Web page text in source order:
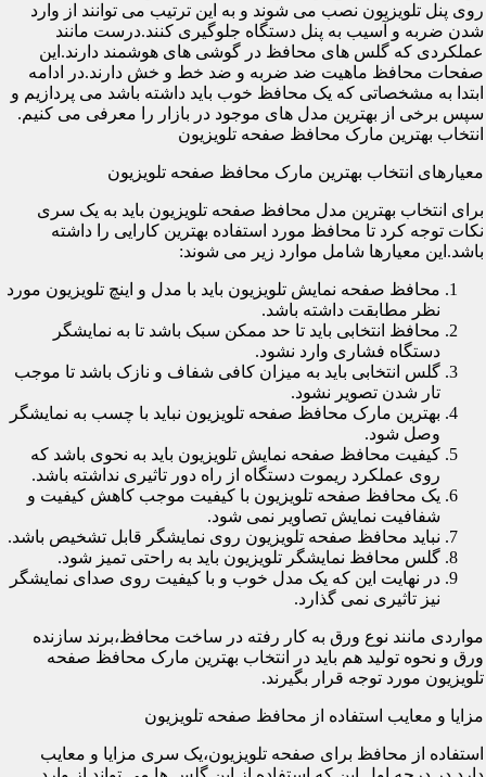
روی پنل تلویزیون نصب می شوند و به این ترتیب می توانند از وارد
شدن ضربه و آسیب به پنل دستگاه جلوگیری کنند.درست مانند
عملکردی که گلس های محافظ در گوشی های هوشمند دارند.این
صفحات محافظ ماهیت ضد ضربه و ضد خط و خش دارند.در ادامه
ابتدا به مشخصاتی که یک محافظ خوب باید داشته باشد می پردازیم و
سپس برخی از بهترین مدل های موجود در بازار را معرفی می کنیم.
انتخاب بهترین مارک محافظ صفحه تلویزیون
معیارهای انتخاب بهترین مارک محافظ صفحه تلویزیون
برای انتخاب بهترین مدل محافظ صفحه تلویزیون باید به یک سری
نکات توجه کرد تا محافظ مورد استفاده بهترین کارایی را داشته
باشد.این معیارها شامل موارد زیر می شوند:
محافظ صفحه نمایش تلویزیون باید با مدل و اینچ تلویزیون مورد
نظر مطابقت داشته باشد.
محافظ انتخابی باید تا حد ممکن سبک باشد تا به نمایشگر
دستگاه فشاری وارد نشود.
گلس انتخابی باید به میزان کافی شفاف و نازک باشد تا موجب
تار شدن تصویر نشود.
بهترین مارک محافظ صفحه تلویزیون نباید با چسب به نمایشگر
وصل شود.
کیفیت محافظ صفحه نمایش تلویزیون باید به نحوی باشد که
روی عملکرد ریموت دستگاه از راه دور تاثیری نداشته باشد.
یک محافظ صفحه تلویزیون با کیفیت موجب کاهش کیفیت و
شفافیت نمایش تصاویر نمی شود.
نباید محافظ صفحه تلویزیون روی نمایشگر قابل تشخیص باشد.
گلس محافظ نمایشگر تلویزیون باید به راحتی تمیز شود.
در نهایت این که یک مدل خوب و با کیفیت روی صدای نمایشگر
نیز تاثیری نمی گذارد.
مواردی مانند نوع ورق به کار رفته در ساخت محافظ،برند سازنده
ورق و نحوه تولید هم باید در انتخاب بهترین مارک محافظ صفحه
تلویزیون مورد توجه قرار بگیرند.
مزایا و معایب استفاده از محافظ صفحه تلویزیون
استفاده از محافظ برای صفحه تلویزیون،یک سری مزایا و معایب